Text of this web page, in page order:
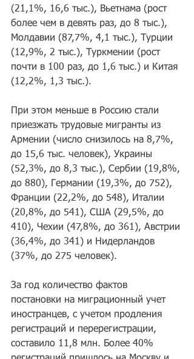
(21,1%, 16,6 тыс.), Вьетнама (рост
более чем в девять раз, до 8 тыс.),
Молдавии (87,7%, 4,1 тыс.), Турции
(12,9%, 2 тыс.), Туркмении (рост
почти в 100 раз, до 1,6 тыс.) и Китая
(12,2%, 1,3 тыс.).
При этом меньше в Россию стали
приезжать трудовые мигранты из
Армении (число снизилось на 8,7%,
до 15,6 тыс. человек), Украины
(52,3%, до 8,3 тыс.), Сербии (19,8%,
до 880), Германии (19,3%, до 752),
Франции (22,2%, до 548), Италии
(20,8%, до 541), США (29,5%, до
410), Чехии (47,8%, до 361), Австрии
(36,4%, до 341) и Нидерландов
(37%, до 275 человек).
За год количество фактов
постановки на миграционный учет
иностранцев, с учетом продления
регистраций и перерегистрации,
составило 11,8 млн. Более 40%